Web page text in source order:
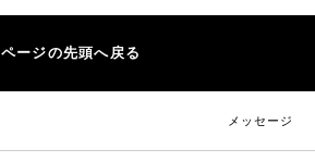
ページの先頭へ戻る
メッセージ